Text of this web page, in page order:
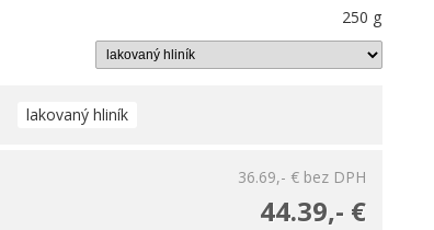
250 g
lakovaný hliník
36.69,- € bez DPH
44.39,- €